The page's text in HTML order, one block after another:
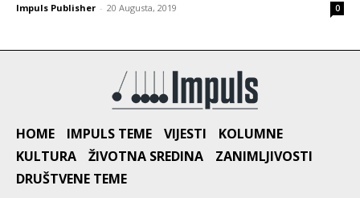
Impuls Publisher - 20 Augusta, 2019 0
HOME IMPULS TEME VIJESTI
KOLUMNE
KULTURA
ŽIVOTNA SREDINA
ZANIMLJIVOSTI
DRUŠTVENE TEME